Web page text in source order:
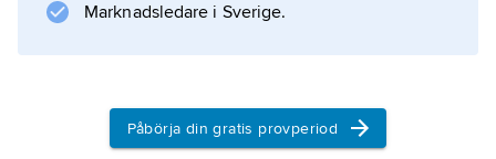
Marknadsledare i Sverige.
Påbörja din gratis provperiod